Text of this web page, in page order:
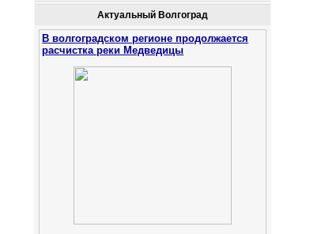
Актуальный Волгоград
В волгоградском регионе продолжается
расчистка реки Медведицы